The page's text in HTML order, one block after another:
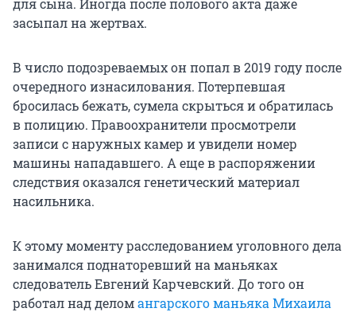
засыпал на жертвах.
В число подозреваемых он попал в 2019 году после
очередного изнасилования. Потерпевшая
бросилась бежать, сумела скрыться и обратилась
в полицию. Правоохранители просмотрели
записи с наружных камер и увидели номер
машины нападавшего. А еще в распоряжении
следствия оказался генетический материал
насильника.
К этому моменту расследованием уголовного дела
занимался поднаторевший на маньяках
следователь Евгений Карчевский. До того он
работал над деломангарского маньяка Михаила